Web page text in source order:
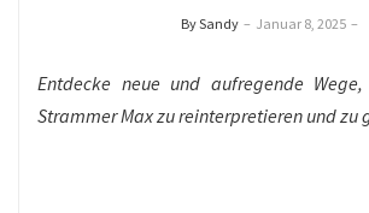
By Sandy – Januar 8, 2025 –
Entdecke neue und aufregende
Strammer Max zu reinterpretieren und zu